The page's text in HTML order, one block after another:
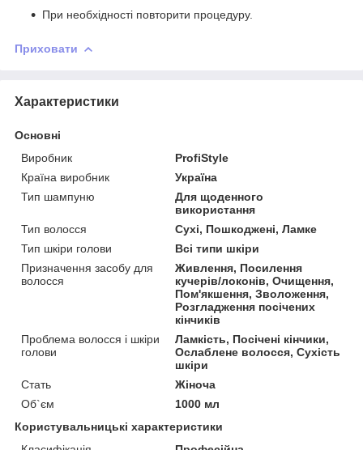
При необхідності повторити процедуру.
Приховати
Характеристики
Основні
Виробник
ProfiStyle
Країна виробник
Україна
Тип шампуню
Для щоденного
використання
Тип волосся
Сухі, Пошкоджені, Ламке
Тип шкіри голови
Всі типи шкіри
Призначення засобу для
волосся
Живлення, Посилення
кучерів/локонів, Очищення,
Пом'якшення, Зволоження,
Розгладження посічених
кінчиків
Проблема волосся і шкіри
голови
Ламкість, Посічені кінчики,
Ослаблене волосся, Сухість
шкіри
Стать
Жіноча
Об`єм
1000 мл
Користувальницькі характеристики